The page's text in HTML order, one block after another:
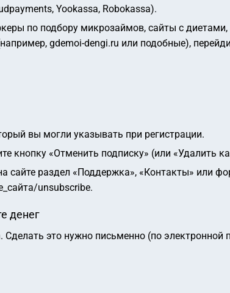
, Yookassa, Robokassa).
по подбору микрозаймов, сайты с
gdemoi-dengi.ru или подобные),
вы могли указывать при регистрации.
кнопку «Отменить подписку» (или «Удалить
сайте раздел «Поддержка», «Контакты» или
unsubscribe.
денег
это нужно письменно (по электронной